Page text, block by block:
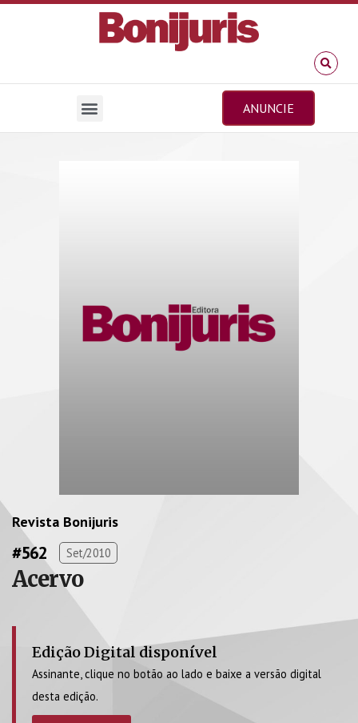
ANUNCIE
Revista Bonijuris
#562 Set/2010
Acervo
Edição Digital disponível
Assinante, clique no botão ao lado e baixe a versão digital
desta edição.